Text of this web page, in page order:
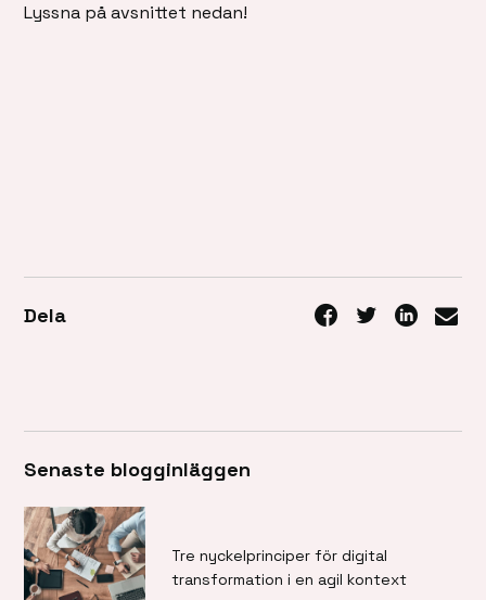
Lyssna på avsnittet nedan!
Dela
Senaste blogginläggen
Tre nyckelprinciper för digital
transformation i en agil kontext